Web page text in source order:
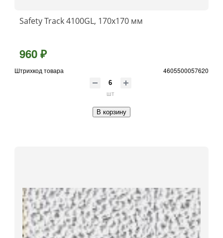
Safety Track 4100GL, 170x170 мм
960 ₽
Штрихкод товара 4605500057620
шт
В корзину